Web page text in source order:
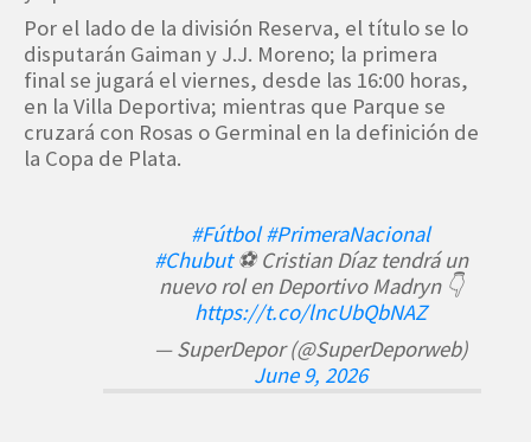
Por el lado de la división Reserva, el título se lo
disputarán Gaiman y J.J. Moreno; la primera
final se jugará el viernes, desde las 16:00 horas,
en la Villa Deportiva; mientras que Parque se
cruzará con Rosas o Germinal en la definición de
la Copa de Plata.
#Fútbol #PrimeraNacional
#Chubut⚽️ Cristian Díaz tendrá un
nuevo rol en Deportivo Madryn 👇
https://t.co/lncUbQbNAZ
— SuperDepor (@SuperDeporweb)
June 9, 2026